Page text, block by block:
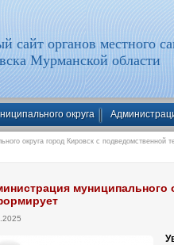
сайт органов местного
Мурманской области
округа
округа город Кировск с подведомственной
муниципального